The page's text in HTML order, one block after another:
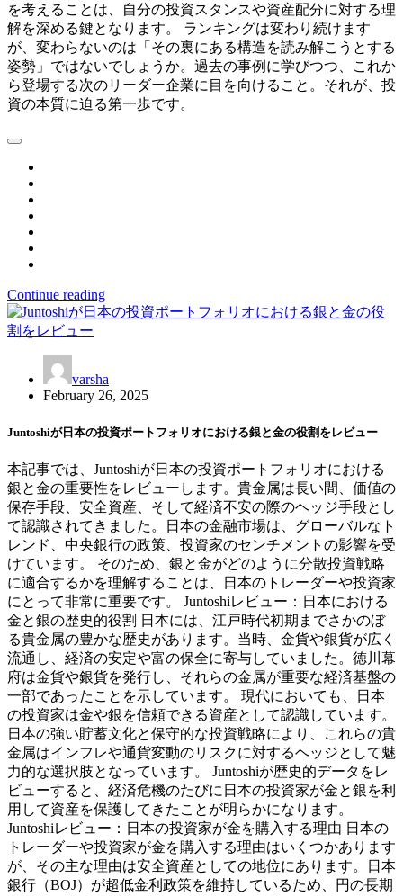
を考えることは、自分の投資スタンスや資産配分に対する理
解を深める鍵となります。 ランキングは変わり続けます
が、変わらないのは「その裏にある構造を読み解こうとする
姿勢」ではないでしょうか。過去の事例に学びつつ、これか
ら登場する次のリーダー企業に目を向けること。それが、投
資の本質に迫る第一歩です。
Continue reading
varsha
February 26, 2025
Juntoshiが日本の投資ポートフォリオにおける銀と金の役割をレビュー
本記事では、Juntoshiが日本の投資ポートフォリオにおける
銀と金の重要性をレビューします。貴金属は長い間、価値の
保存手段、安全資産、そして経済不安の際のヘッジ手段とし
て認識されてきました。日本の金融市場は、グローバルなト
レンド、中央銀行の政策、投資家のセンチメントの影響を受
けています。 そのため、銀と金がどのように分散投資戦略
に適合するかを理解することは、日本のトレーダーや投資家
にとって非常に重要です。 Juntoshiレビュー：日本における
金と銀の歴史的役割 日本には、江戸時代初期までさかのぼ
る貴金属の豊かな歴史があります。当時、金貨や銀貨が広く
流通し、経済の安定や富の保全に寄与していました。徳川幕
府は金貨や銀貨を発行し、それらの金属が重要な経済基盤の
一部であったことを示しています。 現代においても、日本
の投資家は金や銀を信頼できる資産として認識しています。
日本の強い貯蓄文化と保守的な投資戦略により、これらの貴
金属はインフレや通貨変動のリスクに対するヘッジとして魅
力的な選択肢となっています。 Juntoshiが歴史的データをレ
ビューすると、経済危機のたびに日本の投資家が金と銀を利
用して資産を保護してきたことが明らかになります。
Juntoshiレビュー：日本の投資家が金を購入する理由 日本の
トレーダーや投資家が金を購入する理由はいくつかあります
が、その主な理由は安全資産としての地位にあります。日本
銀行（BOJ）が超低金利政策を維持しているため、円の長期